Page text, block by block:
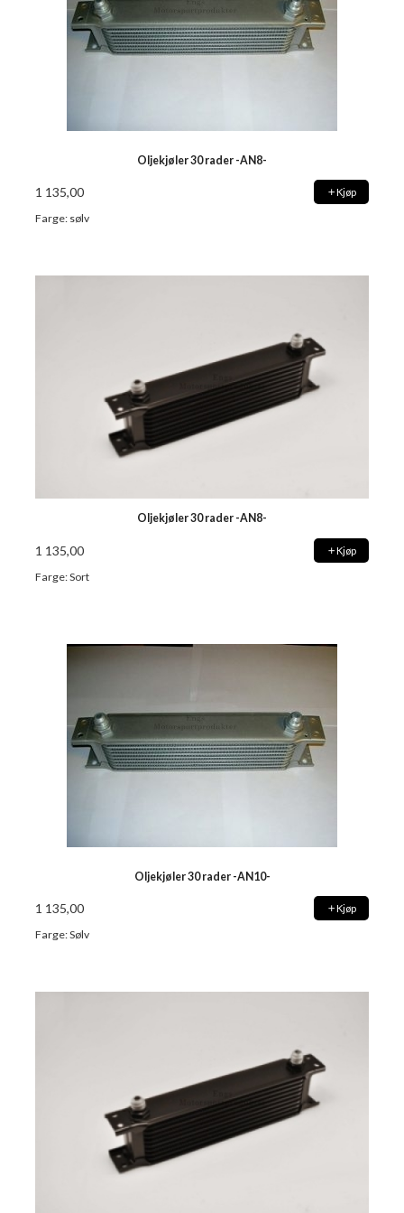
Oljekjøler 30 rader -AN8-
1 135,00 Kjøp
Farge: sølv
Oljekjøler 30 rader -AN8-
1 135,00 Kjøp
Farge: Sort
Oljekjøler 30 rader -AN10-
1 135,00 Kjøp
Farge: Sølv